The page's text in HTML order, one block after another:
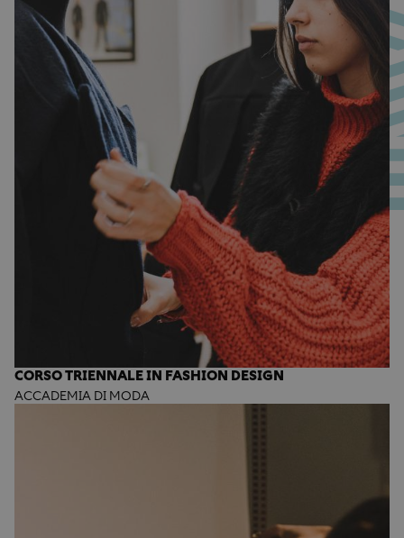
CORSO TRIENNALE IN FASHION DESIGN
ACCADEMIA DI MODA